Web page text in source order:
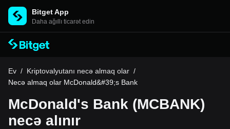
Bitget App
Daha ağıllı ticarət edin
Ev / Kriptovalyutanı necə almaq olar /
Necə almaq olar McDonald&#39;s Bank
McDonald's Bank (MCBANK)
necə alınır